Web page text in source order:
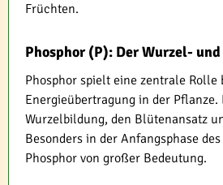
Früchten.
Phosphor (P): Der Wurzel-
Phosphor spielt eine zentrale Rolle
Energieübertragung in der Pflanze.
Wurzelbildung, den Blütenansatz
Besonders in der Anfangsphase
Phosphor von großer Bedeutung.